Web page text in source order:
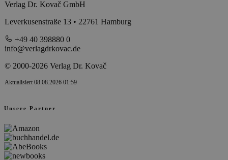
Verlag Dr. Kovač GmbH
Leverkusenstraße 13 • 22761 Hamburg
+49 40 398880 0
info@verlagdrkovac.de
© 2000-2026 Verlag Dr. Kovač
Aktualisiert 08.08.2026 01:59
Unsere Partner